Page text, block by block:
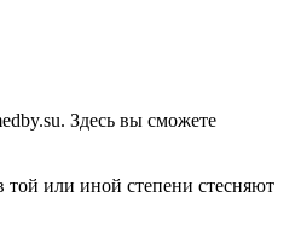
Здесь вы сможете
или иной степени стесняют